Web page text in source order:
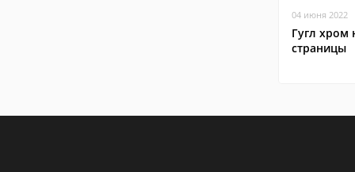
04 июня 2022
Гугл хром
страницы